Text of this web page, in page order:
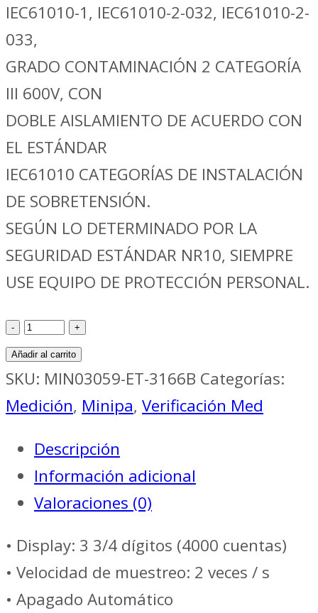
IEC61010-1, IEC61010-2-032, IEC61010-2-
033,
GRADO CONTAMINACIÓN 2 CATEGORÍA
III 600V, CON
DOBLE AISLAMIENTO DE ACUERDO CON
EL ESTÁNDAR
IEC61010 CATEGORÍAS DE INSTALACIÓN
DE SOBRETENSIÓN.
SEGÚN LO DETERMINADO POR LA
SEGURIDAD ESTÁNDAR NR10, SIEMPRE
USE EQUIPO DE PROTECCIÓN PERSONAL.
Verificación
Med
PINZA
AMPERIMETRICA
//
MINIPA
ET-
3166B
cantidad
Añadir al carrito
SKU: MIN03059-ET-3166B Categorías:
Medición, Minipa, Verificación Med
Descripción
Información adicional
Valoraciones (0)
• Display: 3 3/4 dígitos (4000 cuentas)
• Velocidad de muestreo: 2 veces / s
• Apagado Automático